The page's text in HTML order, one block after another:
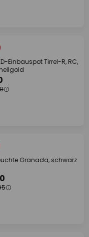
Einbauspot Tirrel-R, RC,
Granada, schwarz